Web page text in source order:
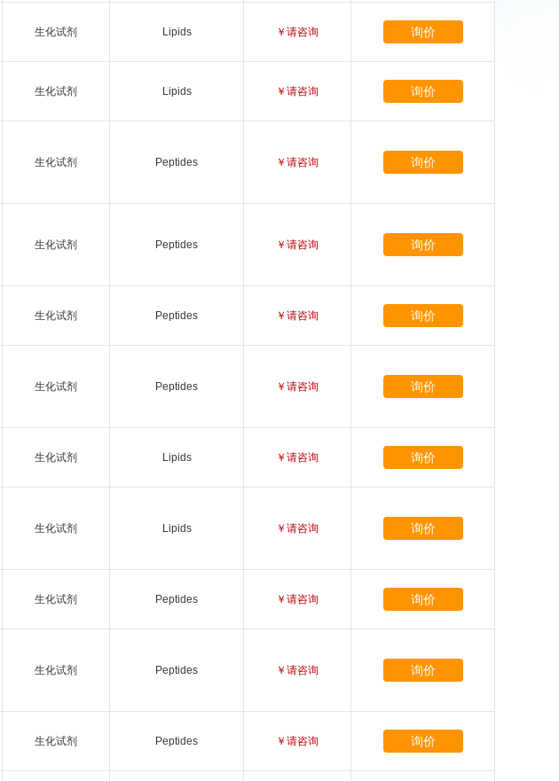
生化试剂 Lipids ￥请咨询 询价
生化试剂 Lipids ￥请咨询 询价
生化试剂 Peptides ￥请咨询 询价
生化试剂 Peptides ￥请咨询 询价
生化试剂 Peptides ￥请咨询 询价
生化试剂 Peptides ￥请咨询 询价
生化试剂 Lipids ￥请咨询 询价
生化试剂 Lipids ￥请咨询 询价
生化试剂 Peptides ￥请咨询 询价
生化试剂 Peptides ￥请咨询 询价
生化试剂 Peptides ￥请咨询 询价